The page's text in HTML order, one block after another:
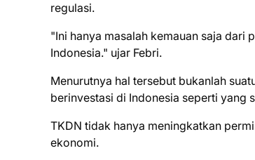
regulasi.
"Ini hanya masalah kemauan saja
Indonesia." ujar Febri.
Menurutnya hal tersebut bukanlah
berinvestasi di Indonesia seperti yang
TKDN tidak hanya meningkatkan
ekonomi.